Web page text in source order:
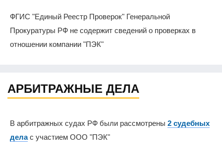
ФГИС "Единый Реестр Проверок" Генеральной
Прокуратуры РФ не содержит сведений о проверках в
отношении компании "ПЭК"
АРБИТРАЖНЫЕ ДЕЛА
В арбитражных судах РФ были рассмотрены 2 судебных
делас участием ООО "ПЭК"